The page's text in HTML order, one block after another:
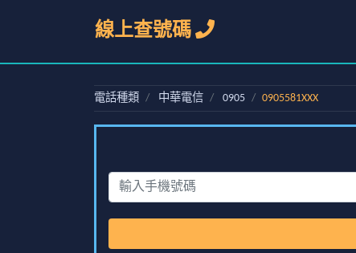
線上查號碼
電話種類 中華電信 0905 0905581XXX